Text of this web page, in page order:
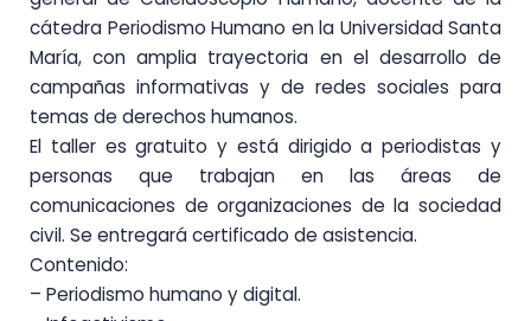
cátedra Periodismo Humano en la Universidad Santa
María, con amplia trayectoria en el desarrollo de
campañas informativas y de redes sociales para
temas de derechos humanos.
El taller es gratuito y está dirigido a periodistas y
personas que trabajan en las áreas de
comunicaciones de organizaciones de la sociedad
civil. Se entregará certificado de asistencia.
Contenido:
– Periodismo humano y digital.